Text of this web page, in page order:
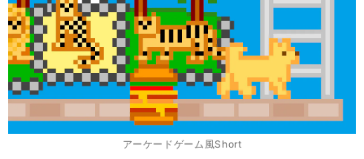
アーケードゲーム風Short